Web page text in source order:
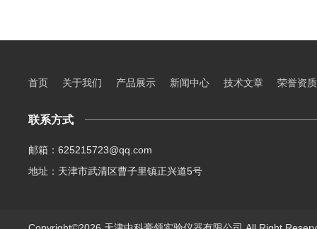
首页 关于我们 产品展示 新闻中心 技术文章 荣誉资质
联系方式
邮箱：625215723@qq.com
地址：天津市武清区曹子里镇正兴道5号